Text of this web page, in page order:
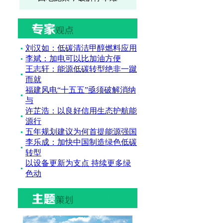
刘汉如：低碳清洁甲醇燃料应用
李斌：加电可以比加油方便
王志轩：能源低碳转型绝非一蹴
而就
福建风电“十五五”亟须破解消纳
与
许芷浩：以良好信用生态护航能
源行
五年规划建议为何首提能源强国
李乐成：加快中国制造绿色低碳
转型
以设备更新为支点 持续更多绿
色动